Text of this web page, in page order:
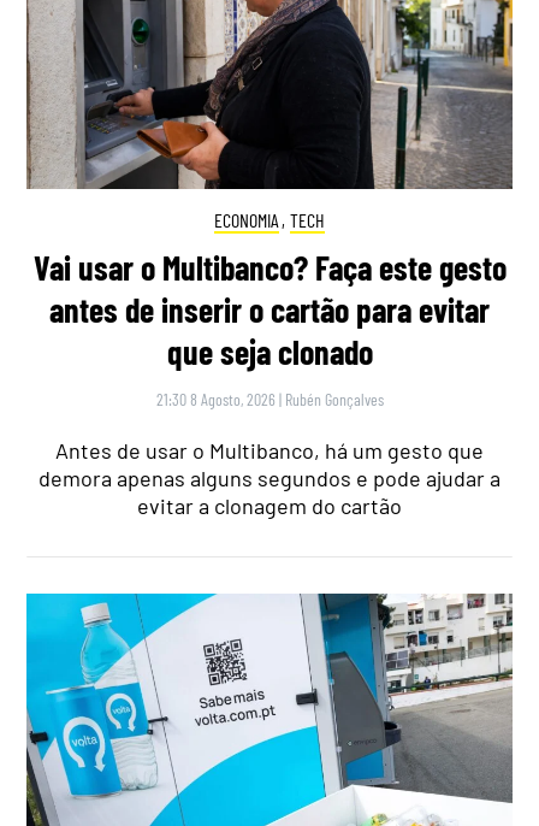
ECONOMIA , TECH
Vai usar o Multibanco? Faça este gesto
antes de inserir o cartão para evitar
que seja clonado
21:30 8 Agosto, 2026 | Rubén Gonçalves
Antes de usar o Multibanco, há um gesto que
demora apenas alguns segundos e pode ajudar a
evitar a clonagem do cartão